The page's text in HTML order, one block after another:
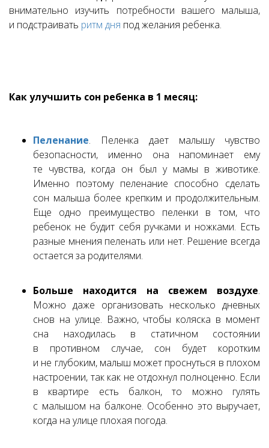
внимательно изучить потребности вашего малыша,
и подстраивать ритм дня под желания ребенка.
Как улучшить сон ребенка в 1 месяц:
Пеленание. Пеленка дает малышу чувство
безопасности, именно она напоминает ему
те чувства, когда он был у мамы в животике.
Именно поэтому пеленание способно сделать
сон малыша более крепким и продолжительным.
Еще одно преимущество пеленки в том, что
ребенок не будит себя ручками и ножками. Есть
разные мнения пеленать или нет. Решение всегда
остается за родителями.
Больше находится на свежем воздухе.
Можно даже организовать несколько дневных
снов на улице. Важно, чтобы коляска в момент
сна находилась в статичном состоянии
в противном случае, сон будет коротким
и не глубоким, малыш может проснуться в плохом
настроении, так как не отдохнул полноценно. Если
в квартире есть балкон, то можно гулять
с малышом на балконе. Особенно это выручает,
когда на улице плохая погода.